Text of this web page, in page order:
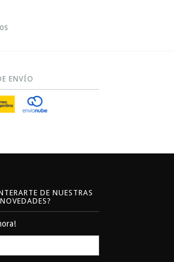
ENVÍO
DE NUESTRAS
NOVEDADES?